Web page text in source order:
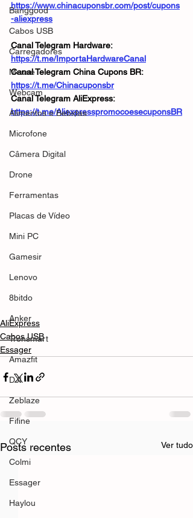
Banggood
Cabos USB
Carregadores
Mouse
Webcam
Alimentos e Bebidas
Microfone
Câmera Digital
Drone
Ferramentas
Placas de Vídeo
Mini PC
Gamesir
Lenovo
8bitdo
Anker
Tronsmart
Amazfit
DJI
Zeblaze
Fifine
QCY
Colmi
Essager
Haylou
https://www.chinacuponsbr.com/post/cupons
-aliexpress
Canal Telegram Hardware:
https://t.me/ImportaHardwareCanal
Canal Telegram China Cupons BR:
https://t.me/Chinacuponsbr
Canal Telegram AliExpress:
https://t.me/AliexpresspromocoesecuponsBR
AliExpress
Cabos USB
Essager
Posts recentes Ver tudo